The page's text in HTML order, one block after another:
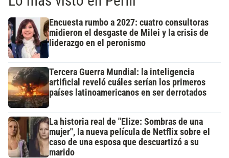
Encuesta rumbo a 2027: cuatro consultoras
midieron el desgaste de Milei y la crisis de
liderazgo en el peronismo
Tercera Guerra Mundial: la inteligencia
artificial reveló cuáles serían los primeros
países latinoamericanos en ser derrotados
La historia real de "Elize: Sombras de una
mujer", la nueva película de Netflix sobre el
caso de una esposa que descuartizó a su
marido